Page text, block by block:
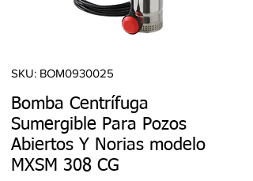
SKU: BOM0930025
Bomba Centrífuga
Sumergible Para Pozos
Abiertos Y Norias modelo
MXSM 308 CG